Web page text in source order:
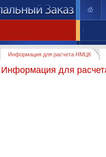
|
Информация для расчета НМЦК
Информация для